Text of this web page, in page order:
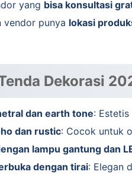
yang bisa konsultasi
vendor punya lokasi
Dekorasi
dan earth tone:
dan rustic: Cocok untuk
lampu gantung dan
dengan tirai: Elegan